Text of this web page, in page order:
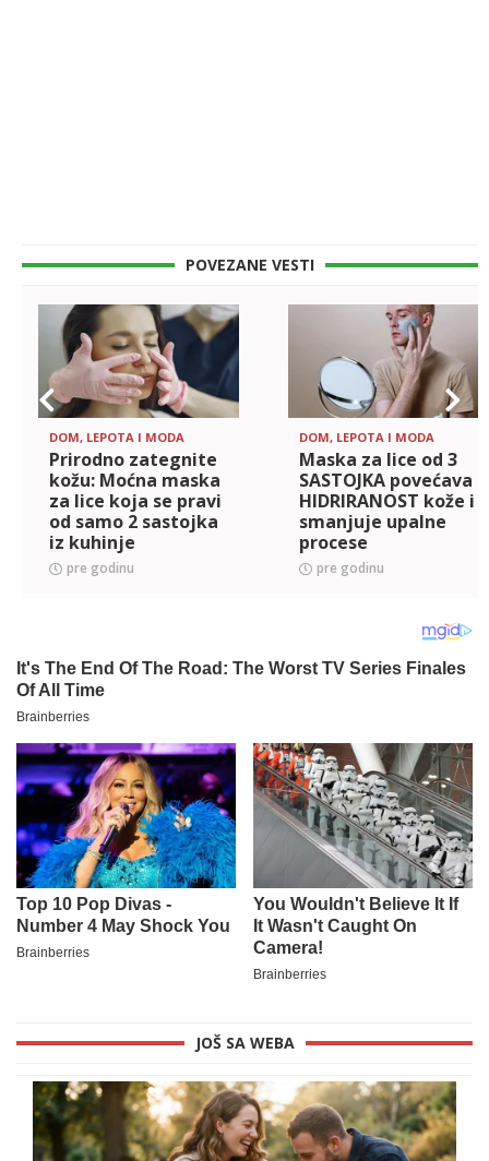
POVEZANE VESTI
DOM, LEPOTA I MODA
Prirodno zategnite
kožu: Moćna maska
za lice koja se pravi
od samo 2 sastojka
iz kuhinje
pre godinu
DOM, LEPOTA I MODA
Maska za lice od 3
SASTOJKA povećava
HIDRIRANOST kože i
smanjuje upalne
procese
pre godinu
JOŠ SA WEBA